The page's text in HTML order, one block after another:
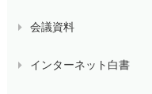
会議資料
インターネット白書